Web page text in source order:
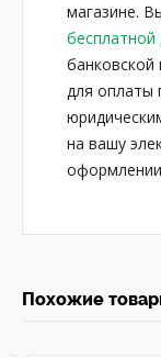
магазине.
бесплатной
банковской
для оплаты
на вашу
оформлении
Похожие